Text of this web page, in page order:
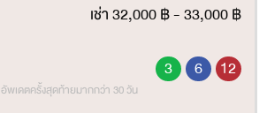
เช่า 32,000 ฿ - 33,000 ฿
3 6 12
อัพเดตครั้งสุดท้ายมากกว่า 30 วัน